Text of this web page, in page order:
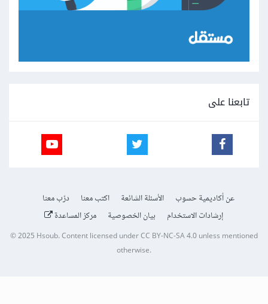
تابعنا على
عن أكاديمية حسوب الأسئلة الشائعة اكتب معنا
درّب معنا
إرشادات الاستخدام
بيان الخصوصية مركز المساعدة
© 2025 Hsoub.Content licensed underCC BY-NC-SA 4.0unless mentioned
otherwise.